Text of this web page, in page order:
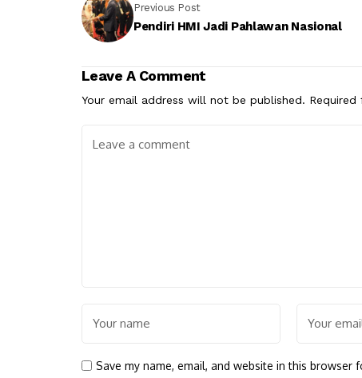
Previous Post
Pendiri HMI Jadi Pahlawan Nasional
Leave A Comment
Your email address will not be published. Required
Save my name, email, and website in this browser